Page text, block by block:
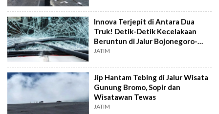
Innova Terjepit di Antara Dua
Truk! Detik-Detik Kecelakaan
Beruntun di Jalur Bojonegoro-
Cepu
JATIM
Jip Hantam Tebing di Jalur Wisata
Gunung Bromo, Sopir dan
Wisatawan Tewas
JATIM